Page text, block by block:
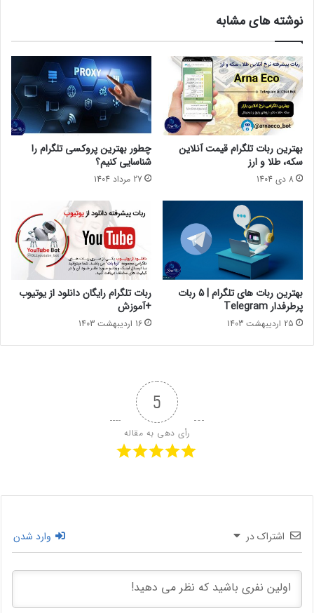
بیشتر از آنچه قبلا داشتید را به شما ارائه نمی دهد، قابلیت ها
همیشه یکسان باقی می مانند، تنها چیزی که تغییر می کند این
واقعیت است که می توانید بدون نیاز به قرار دادن کلمه رسمی در
بایو یا در نام کاربری، به کاربران خود اطمینان دهید که کانال رسمی
شما است.
چگونه برای تیک آبی در تلگرام اقدام کنیم؟
فرآیند Blue Checkmark در تلگرام الزامات خاصی دارد، تا کنون فقط
ربات ها، کانال ها و افراد مرتبط با خود تلگرام تیک آبی داشتند، اما از
می توانید تیک آبی داشته باشید.
برای انجام این کار، باید یک شناسه یکسان (نه لزوماً مطابق) در یکی
از شبکه های اجتماعی مانند فیسبوک، اینستاگرام یا توییتر و سایر
پلتفرم های دیگر داشته باشید و یکی از آن سه شبکه تیک آبی را
دریافت کنید.
برای گرفتن تیک آبی در توییتر به این
مقاله درمجله دیجی تاپرجوع کنید :
نوشته های مشابه
بهترین ربات تلگرام قیمت آنلاین
سکه، طلا و ارز
8 دی 1404
چطور بهترین پروکسی تلگرام را
شناسایی کنیم؟
27 مرداد 1404
بهترین ربات های تلگرام | 5 ربات
پرطرفدار Telegram
25 اردیبهشت 1403
ربات تلگرام رایگان دانلود از یوتیوب
+آموزش
16 اردیبهشت 1403
5
رأی دهی به مقاله
اشتراک در وارد شدن